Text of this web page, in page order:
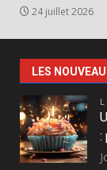
24 juillet 2026
LES
: